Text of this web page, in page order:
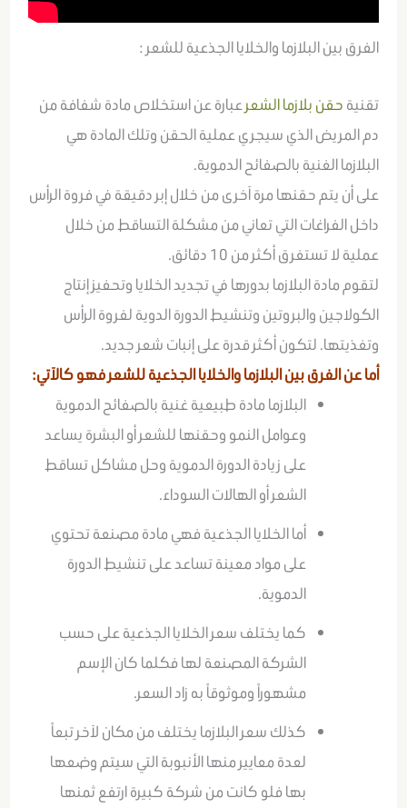
الفرق بين البلازما والخلايا الجذعية للشعر :
تقنية حقن بلازما الشعرعبارة عن استخلاص مادة شفافة من
دم المريض الذي سيجري عملية الحقن وتلك المادة هي
البلازما الغنية بالصفائح الدموية.
على أن يتم حقنها مرة آخرى من خلال إبر دقيقة في فروة الرأس
داخل الفراغات التي تعاني من مشكلة التساقط من خلال
عملية لا تستغرق أكثر من 10 دقائق.
لتقوم مادة البلازما بدورها في تجديد الخلايا وتحفيز إنتاج
الكولاجين والبروتين وتنشيط الدورة الدوية لفروة الرأس
وتغذيتها. لتكون أكثر قدرة على إنبات شعر جديد.
أما عن الفرق بين البلازما والخلايا الجذعية للشعر فهو كالآتي:
البلازما مادة طبيعية غنية بالصفائح الدموية
وعوامل النمو وحقنها للشعر أو البشرة يساعد
على زيادة الدورة الدموية وحل مشاكل تساقط
الشعر أو الهالات السوداء.
أما الخلايا الجذعية فهي مادة مصنعة تحتوي
على مواد معينة تساعد على تنشيط الدورة
الدموية.
كما يختلف سعر الخلايا الجذعية على حسب
الشركة المصنعة لها فكلما كان الإسم
مشهوراً وموثوقاً به زاد السعر.
كذلك سعر البلازما يختلف من مكان لآخر تبعاً
لعدة معايير منها الأنبوبة التي سيتم وضعها
بها فلو كانت من شركة كبيرة ارتفع ثمنها